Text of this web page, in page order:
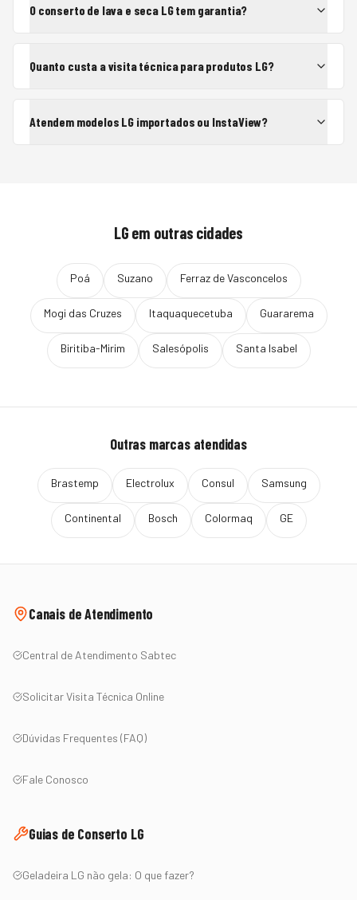
O conserto de lava e seca LG tem garantia?
Quanto custa a visita técnica para produtos LG?
Atendem modelos LG importados ou InstaView?
LG em outras cidades
Poá Suzano Ferraz de Vasconcelos
Mogi das Cruzes Itaquaquecetuba Guararema
Biritiba-Mirim Salesópolis Santa Isabel
Outras marcas atendidas
Brastemp Electrolux Consul Samsung
Continental Bosch Colormaq GE
Canais de Atendimento
Central de Atendimento Sabtec
Solicitar Visita Técnica Online
Dúvidas Frequentes (FAQ)
Fale Conosco
Guias de Conserto LG
Geladeira LG não gela: O que fazer?